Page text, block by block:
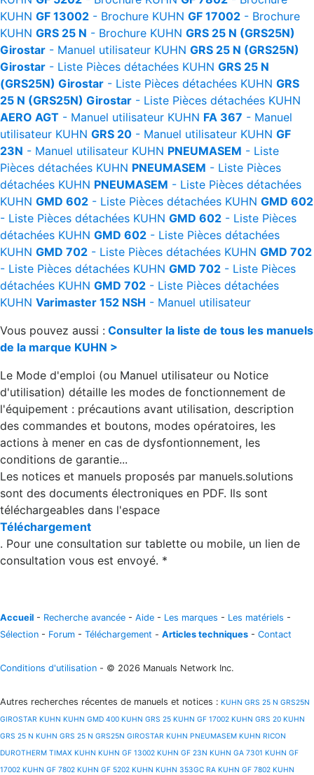
KUHN GF 13002 - Brochure KUHN GF 17002 - Brochure
KUHN GRS 25 N - Brochure KUHN GRS 25 N (GRS25N)
Girostar - Manuel utilisateur KUHN GRS 25 N (GRS25N)
Girostar - Liste Pièces détachées KUHN GRS 25 N
(GRS25N) Girostar - Liste Pièces détachées KUHN GRS
25 N (GRS25N) Girostar - Liste Pièces détachées KUHN
AERO AGT - Manuel utilisateur KUHN FA 367 - Manuel
utilisateur KUHN GRS 20 - Manuel utilisateur KUHN GF
23N - Manuel utilisateur KUHN PNEUMASEM - Liste
Pièces détachées KUHN PNEUMASEM - Liste Pièces
détachées KUHN PNEUMASEM - Liste Pièces détachées
KUHN GMD 602 - Liste Pièces détachées KUHN GMD 602
- Liste Pièces détachées KUHN GMD 602 - Liste Pièces
détachées KUHN GMD 602 - Liste Pièces détachées
KUHN GMD 702 - Liste Pièces détachées KUHN GMD 702
- Liste Pièces détachées KUHN GMD 702 - Liste Pièces
détachées KUHN GMD 702 - Liste Pièces détachées
KUHN Varimaster 152 NSH - Manuel utilisateur
Vous pouvez aussi : Consulter la liste de tous les manuels
de la marque KUHN >
Le Mode d'emploi (ou Manuel utilisateur ou Notice
d'utilisation) détaille les modes de fonctionnement de
l'équipement : précautions avant utilisation, description
des commandes et boutons, modes opératoires, les
actions à mener en cas de dysfontionnement, les
conditions de garantie...
Les notices et manuels proposés par manuels.solutions
sont des documents électroniques en PDF. Ils sont
téléchargeables dans l'espace
Téléchargement
. Pour une consultation sur tablette ou mobile, un lien de
consultation vous est envoyé. *
Accueil - Recherche avancée - Aide - Les marques - Les matériels -
Sélection - Forum - Téléchargement - Articles techniques - Contact
Conditions d'utilisation - © 2026 Manuals Network Inc.
Autres recherches récentes de manuels et notices : KUHN GRS 25 N GRS25N
GIROSTAR KUHN KUHN GMD 400 KUHN GRS 25 KUHN GF 17002 KUHN GRS 20 KUHN
GRS 25 N KUHN GRS 25 N GRS25N GIROSTAR KUHN PNEUMASEM KUHN RICON
DUROTHERM TIMAX KUHN KUHN GF 13002 KUHN GF 23N KUHN GA 7301 KUHN GF
17002 KUHN GF 7802 KUHN GF 5202 KUHN KUHN 353GC RA KUHN GF 7802 KUHN